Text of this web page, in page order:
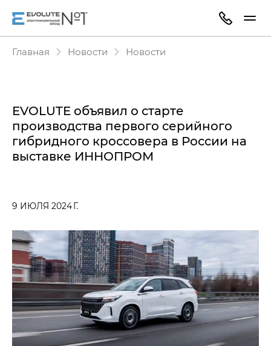
Главная Новости Новости
EVOLUTE объявил о старте
производства первого серийного
гибридного кроссовера в России на
выставке ИННОПРОМ
9 ИЮЛЯ 2024 Г.